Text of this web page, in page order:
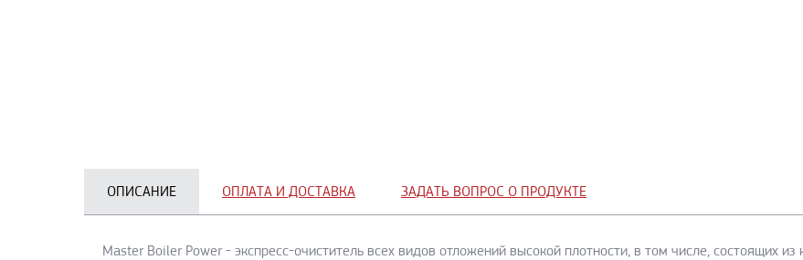
ОПИСАНИЕ ОПЛАТА И ДОСТАВКА ЗАДАТЬ ВОПРОС О ПРОДУКТЕ
Master Boiler Power - экспресс-очиститель всех видов отложений высокой плотности, в том числе, состоящих